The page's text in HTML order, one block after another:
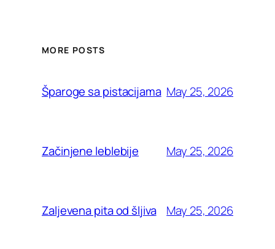
MORE POSTS
Šparoge sa pistacijama May 25, 2026
Začinjene leblebije May 25, 2026
Zaljevena pita od šljiva May 25, 2026